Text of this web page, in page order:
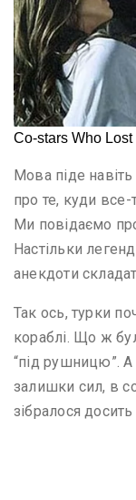
Мова піде
про те, куди все-
Ми повідаємо
Настільки
анекдоти
Так ось, турки
кораблі. Що ж
“під рушницю”. А
залишки сил, в
зібралося